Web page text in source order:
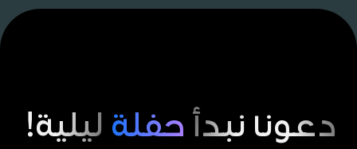
دعونا نبدأ حفلة ليلية!